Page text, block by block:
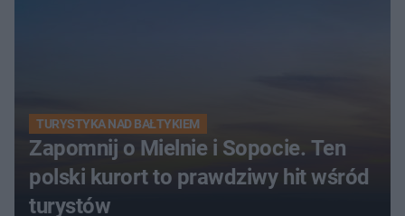
TURYSTYKA NAD BAŁTYKIEM
Zapomnij o Mielnie i Sopocie. Ten
polski kurort to prawdziwy hit wśród
turystów